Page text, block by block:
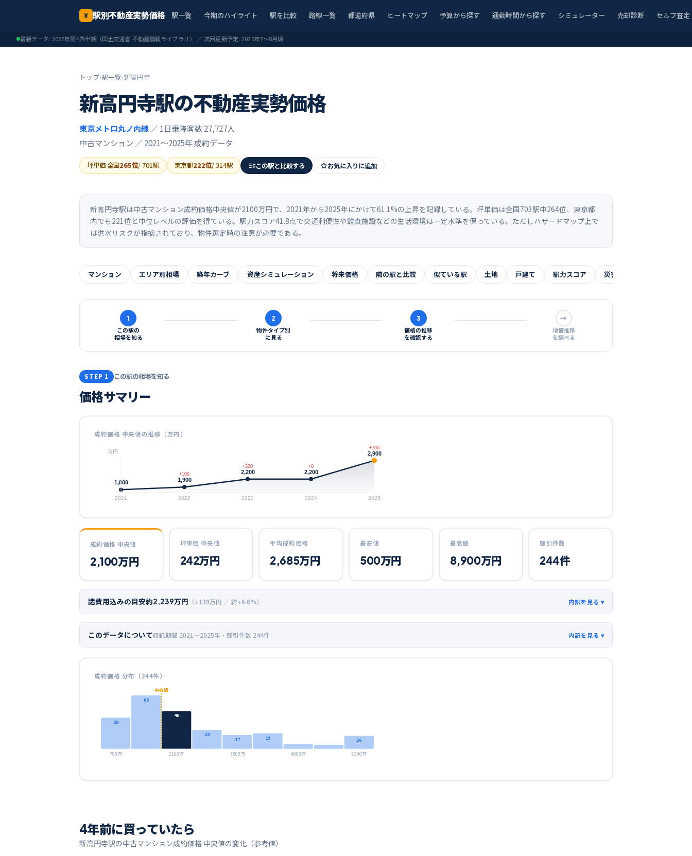
¥ 駅別不動産実勢価格 駅一覧 今期のハイライト 駅を比較 路線一覧 都道府県 ヒートマップ 予算から探す 通勤時間から探す シミュレーター 売却診断 セルフ査定
最新データ: 2025年第4四半期（国土交通省 不動産情報ライブラリ） ／ 次回更新予定:2026年7〜8月頃
トップ›駅一覧›新高円寺
新高円寺駅の不動産実勢価格
東京メトロ丸ノ内線 ／ 1日乗降客数 27,727人
中古マンション ／2021〜2025年成約データ
坪単価 全国265位/ 701駅 東京都222位/314駅 この駅と比較する お気に入りに追加
新高円寺駅は中古マンション成約価格中央値が2100万円で、2021年から2025年にかけて61.1%の上昇を記録している。坪単価は全国703駅中264位、東京都
内でも221位と中位レベルの評価を得ている。駅力スコア41.8点で交通利便性や飲食施設などの生活環境は一定水準を保っている。ただしハザードマップ上で
は洪水リスクが指摘されており、物件選定時の注意が必要である。
マンション エリア別相場 築年カーブ 資産シミュレーション 将来価格 隣の駅と比較 似ている駅 土地 戸建て 駅力スコア 災害リスク
1
この駅の
相場を知る
2
物件タイプ別
に見る
3
価格の推移
を確認する
→
地価推移
を調べる
STEP 1 この駅の相場を知る
価格サマリー
成約価格 中央値の推移（万円）
万円
1,800
2021
1,900
+100
2022
2,200
+300
2023
2,200
+0
2024
2,900
+700
2025
成約価格 中央値
2,100万円
坪単価 中央値
242万円
平均成約価格
2,685万円
最安値
500万円
最高値
8,900万円
取引件数
244件
諸費用込みの目安約2,239万円 （+139万円 ／ 約+6.6%）
このデータについて収録期間 2021〜2025年 ・取引件数 244件
成約価格 分布（244件）
38
65
46
23
17 19 16
700万 2100万 3500万 4900万 6300万
中央値
4年前に買っていたら
新高円寺駅の中古マンション成約価格 中央値の変化（参考値）